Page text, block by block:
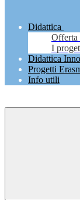
Didattica
Offerta
I
Didattica
Progetti
Info utili